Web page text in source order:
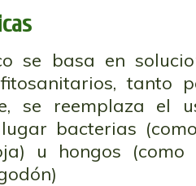
se basa en
tanto
se reemplaza el
bacterias
u hongos (como